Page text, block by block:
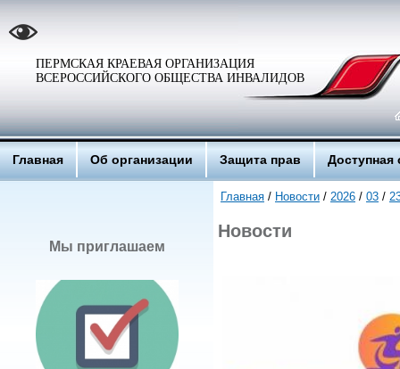
ПЕРМСКАЯ КРАЕВАЯ ОРГАНИЗАЦИЯ
ВСЕРОССИЙСКОГО ОБЩЕСТВА ИНВАЛИДОВ
Главная Об организации Защита прав Доступная
Мы приглашаем
Главная / Новости / 2026 / 03 /
Новости